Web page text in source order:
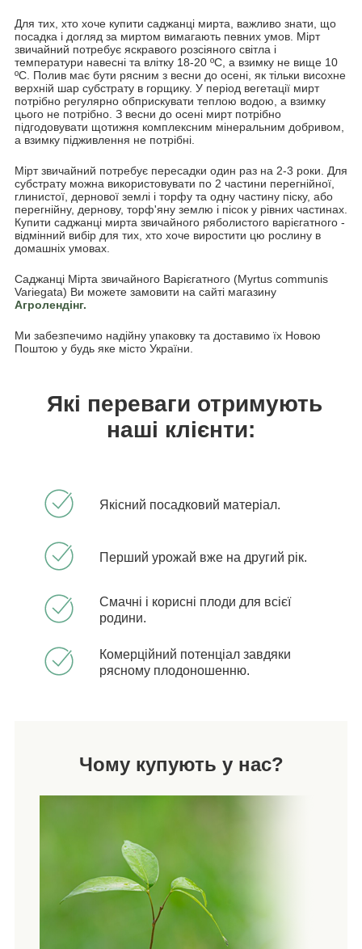
Для тих, хто хоче купити саджанці мирта, важливо знати, що
посадка і догляд за миртом вимагають певних умов. Мірт
звичайний потребує яскравого розсіяного світла і
температури навесні та влітку 18-20 ºC, а взимку не вище 10
ºC. Полив має бути рясним з весни до осені, як тільки висохне
верхній шар субстрату в горщику. У період вегетації мирт
потрібно регулярно обприскувати теплою водою, а взимку
цього не потрібно. З весни до осені мирт потрібно
підгодовувати щотижня комплексним мінеральним добривом,
а взимку підживлення не потрібні.
Мірт звичайний потребує пересадки один раз на 2-3 роки. Для
субстрату можна використовувати по 2 частини перегнійної,
глинистої, дернової землі і торфу та одну частину піску, або
перегнійну, дернову, торф'яну землю і пісок у рівних частинах.
Купити саджанці мирта звичайного ряболистого варієгатного -
відмінний вибір для тих, хто хоче виростити цю рослину в
домашніх умовах.
Саджанці Мірта звичайного Варієгатного (Myrtus communis
Variegata) Ви можете замовити на сайті магазину
Агролендінг.
Ми забезпечимо надійну упаковку та доставимо їх Новою
Поштою у будь яке місто України.
Які переваги отримують
наші клієнти:
Якісний посадковий матеріал.
Перший урожай вже на другий рік.
Смачні і корисні плоди для всієї
родини.
Комерційний потенціал завдяки
рясному плодоношенню.
Чому купують у нас?